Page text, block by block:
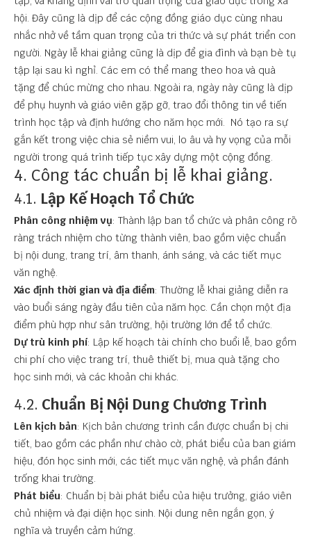
hội. Đây cũng là dịp để các cộng đồng giáo dục cùng nhau
nhắc nhở về tầm quan trọng của tri thức và sự phát triển con
người. Ngày lễ khai giảng cũng là dịp để gia đình và bạn bè tụ
tập lại sau kì nghỉ. Các em có thể mang theo hoa và quà
tặng để chúc mừng cho nhau. Ngoài ra, ngày này cũng là dịp
để phụ huynh và giáo viên gặp gỡ, trao đổi thông tin về tiến
trình học tập và định hướng cho năm học mới. Nó tạo ra sự
gắn kết trong việc chia sẻ niềm vui, lo âu và hy vọng của mỗi
người trong quá trình tiếp tục xây dựng một cộng đồng.
4. Công tác chuẩn bị lễ khai giảng.
4.1. Lập Kế Hoạch Tổ Chức
Phân công nhiệm vụ: Thành lập ban tổ chức và phân công rõ
ràng trách nhiệm cho từng thành viên, bao gồm việc chuẩn
bị nội dung, trang trí, âm thanh, ánh sáng, và các tiết mục
văn nghệ.
Xác định thời gian và địa điểm: Thường lễ khai giảng diễn ra
vào buổi sáng ngày đầu tiên của năm học. Cần chọn một địa
điểm phù hợp như sân trường, hội trường lớn để tổ chức.
Dự trù kinh phí: Lập kế hoạch tài chính cho buổi lễ, bao gồm
chi phí cho việc trang trí, thuê thiết bị, mua quà tặng cho
học sinh mới, và các khoản chi khác.
4.2. Chuẩn Bị Nội Dung Chương Trình
Lên kịch bản: Kịch bản chương trình cần được chuẩn bị chi
tiết, bao gồm các phần như chào cờ, phát biểu của ban giám
hiệu, đón học sinh mới, các tiết mục văn nghệ, và phần đánh
trống khai trường.
Phát biểu: Chuẩn bị bài phát biểu của hiệu trưởng, giáo viên
chủ nhiệm và đại diện học sinh. Nội dung nên ngắn gọn, ý
nghĩa và truyền cảm hứng.